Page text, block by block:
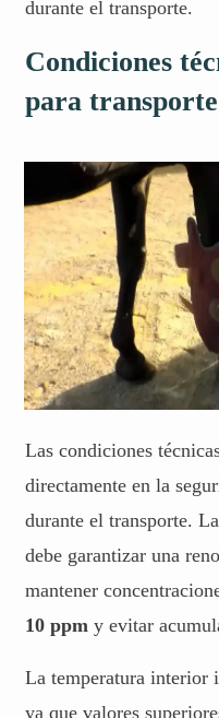
durante el transporte.
Condiciones
para
Las condiciones
directamente en la
durante el transporte.
debe garantizar una
mantener
10 ppm y evitar
La temperatura interior
ya que valores